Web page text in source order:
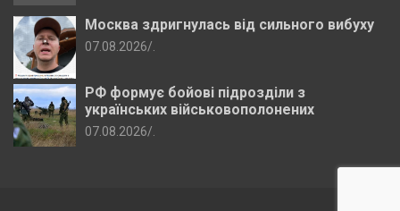
Москва здригнулась від сильного вибуху
07.08.2026
РФ формує бойові підрозділи з
українських військовополонених
07.08.2026